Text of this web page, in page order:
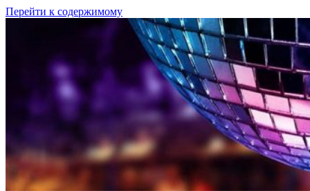
Перейти к содержимому